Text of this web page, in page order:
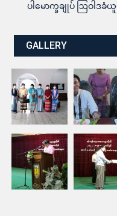
ပါမောက္ခချုပ် ဩဝါဒခံ
GALLERY